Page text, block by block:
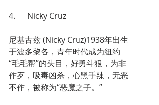
4.      Nicky Cruz
尼基古兹 (Nicky Cruz)1938年出生
于波多黎各，青年时代成为纽约
“毛毛帮”的头目，好勇斗狠，为非
作歹，吸毒凶杀，心黑手辣，无恶
不作，被称为“恶魔之子。”